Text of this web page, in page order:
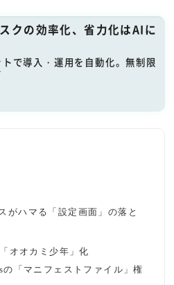
クの効率化、省力化はAIに
で導入・運用を自動化。無制限
がハマる「設定画面」の落と
オオカミ少年」化
「マニフェストファイル」権